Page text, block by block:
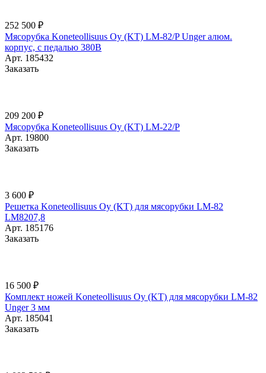
252 500 ₽
Мясорубка Koneteollisuus Oy (KT) LM-82/P Unger алюм.
корпус, с педалью 380В
Арт. 185432
Заказать
209 200 ₽
Мясорубка Koneteollisuus Oy (KT) LM-22/P
Арт. 19800
Заказать
3 600 ₽
Решетка Koneteollisuus Oy (KT) для мясорубки LM-82
LM8207,8
Арт. 185176
Заказать
16 500 ₽
Комплект ножей Koneteollisuus Oy (KT) для мясорубки LM-82
Unger 3 мм
Арт. 185041
Заказать